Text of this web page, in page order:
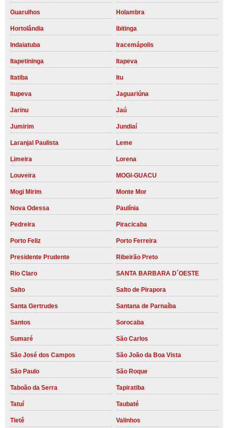
Guarulhos Holambra
Hortolândia Ibitinga
Indaiatuba Iracemápolis
Itapetininga Itapeva
Itatiba Itu
Itupeva Jaguariúna
Jarinu Jaú
Jumirim Jundiaí
Laranjal Paulista Leme
Limeira Lorena
Louveira MOGI-GUACU
Mogi Mirim Monte Mor
Nova Odessa Paulínia
Pedreira Piracicaba
Porto Feliz Porto Ferreira
Presidente Prudente Ribeirão Preto
Rio Claro SANTA BARBARA D´OESTE
Salto Salto de Pirapora
Santa Gertrudes Santana de Parnaíba
Santos Sorocaba
Sumaré São Carlos
São José dos Campos São João da Boa Vista
São Paulo São Roque
Taboão da Serra Tapiratiba
Tatuí Taubaté
Tietê Valinhos